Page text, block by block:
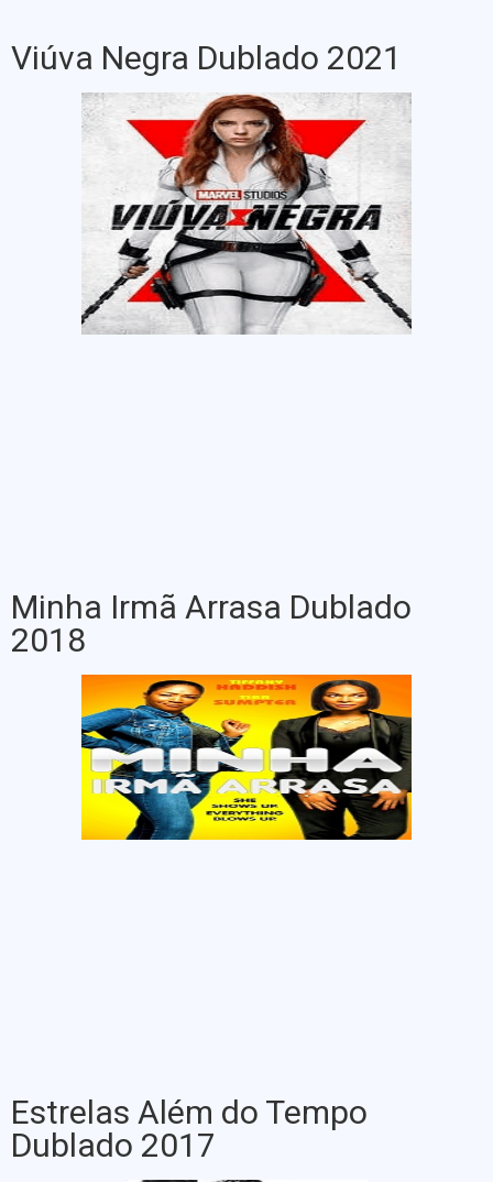
Viúva Negra Dublado 2021
Minha Irmã Arrasa Dublado
2018
Estrelas Além do Tempo
Dublado 2017